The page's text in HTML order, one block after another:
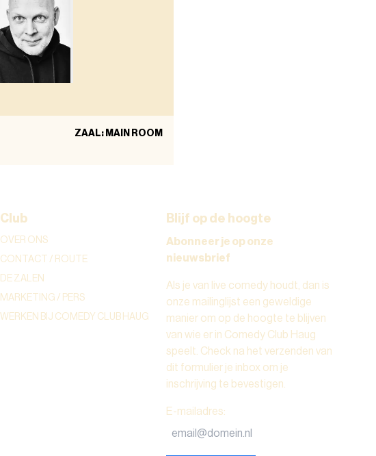
ZAAL: MAIN ROOM
Club
OVER ONS
CONTACT / ROUTE
DE ZALEN
MARKETING / PERS
WERKEN BIJ COMEDY CLUB HAUG
Blijf op de hoogte
Abonneer je op onze
nieuwsbrief
Als je van live comedy houdt, dan is
onze mailinglijst een geweldige
manier om op de hoogte te blijven
van wie er in Comedy Club Haug
speelt. Check na het verzenden van
dit formulier je inbox om je
inschrijving te bevestigen.
E-mailadres: